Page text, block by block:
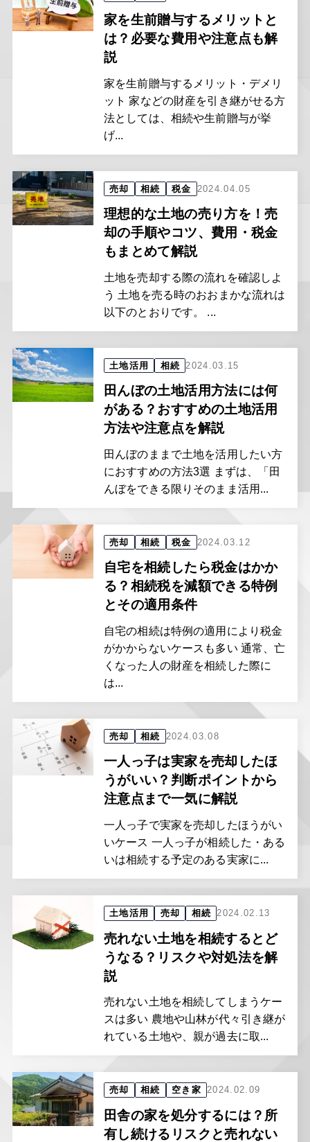
家を生前贈与するメリットと
は？必要な費用や注意点も解
説
家を生前贈与するメリット・デメリ
ット 家などの財産を引き継がせる方
法としては、相続や生前贈与が挙
げ...
売却 相続 税金 2024.04.05
理想的な土地の売り方を！売
却の手順やコツ、費用・税金
もまとめて解説
土地を売却する際の流れを確認しよ
う 土地を売る時のおおまかな流れは
以下のとおりです。 ...
土地活用 相続 2024.03.15
田んぼの土地活用方法には何
がある？おすすめの土地活用
方法や注意点を解説
田んぼのままで土地を活用したい方
におすすめの方法3選 まずは、「田
んぼをできる限りそのまま活用...
売却 相続 税金 2024.03.12
自宅を相続したら税金はかか
る？相続税を減額できる特例
とその適用条件
自宅の相続は特例の適用により税金
がかからないケースも多い 通常、亡
くなった人の財産を相続した際に
は...
売却 相続 2024.03.08
一人っ子は実家を売却したほ
うがいい？判断ポイントから
注意点まで一気に解説
一人っ子で実家を売却したほうがい
いケース 一人っ子が相続した・ある
いは相続する予定のある実家に...
土地活用 売却 相続 2024.02.13
売れない土地を相続するとど
うなる？リスクや対処法を解
説
売れない土地を相続してしまうケー
スは多い 農地や山林が代々引き継が
れている土地や、親が過去に取...
売却 相続 空き家 2024.02.09
田舎の家を処分するには？所
有し続けるリスクと売れない